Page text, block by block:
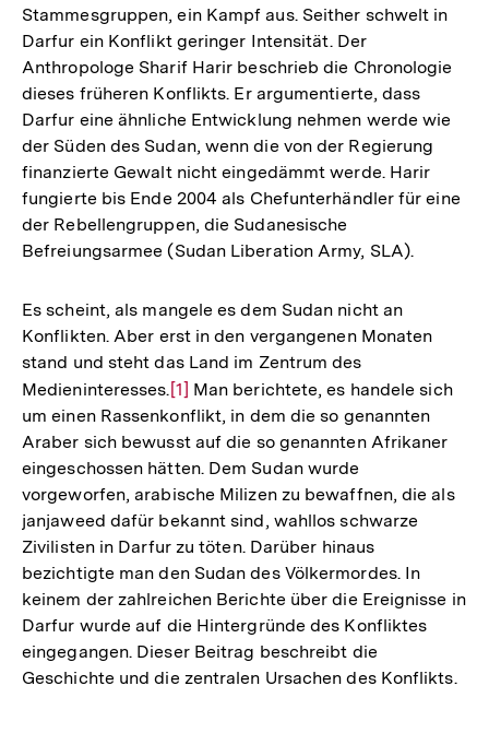
Stammesgruppen, ein Kampf aus. Seither schwelt in
Darfur ein Konflikt geringer Intensität. Der
Anthropologe Sharif Harir beschrieb die Chronologie
dieses früheren Konflikts. Er argumentierte, dass
Darfur eine ähnliche Entwicklung nehmen werde wie
der Süden des Sudan, wenn die von der Regierung
finanzierte Gewalt nicht eingedämmt werde. Harir
fungierte bis Ende 2004 als Chefunterhändler für eine
der Rebellengruppen, die Sudanesische
Befreiungsarmee (Sudan Liberation Army, SLA).
Es scheint, als mangele es dem Sudan nicht an
Konflikten. Aber erst in den vergangenen Monaten
stand und steht das Land im Zentrum des
Medieninteresses. Zur
Auflösung
der
Fußnote
[1] Man berichtete, es handele sich
um einen Rassenkonflikt, in dem die so genannten
Araber sich bewusst auf die so genannten Afrikaner
eingeschossen hätten. Dem Sudan wurde
vorgeworfen, arabische Milizen zu bewaffnen, die als
janjaweed dafür bekannt sind, wahllos schwarze
Zivilisten in Darfur zu töten. Darüber hinaus
bezichtigte man den Sudan des Völkermordes. In
keinem der zahlreichen Berichte über die Ereignisse in
Darfur wurde auf die Hintergründe des Konfliktes
eingegangen. Dieser Beitrag beschreibt die
Geschichte und die zentralen Ursachen des Konflikts.